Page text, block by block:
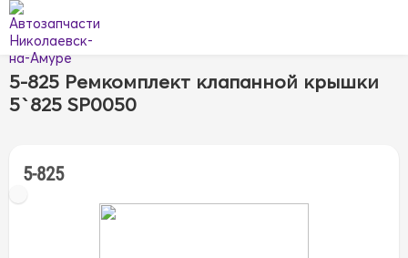
5-825 Ремкомплект клапанной крышки
5`825 SP0050
5-825